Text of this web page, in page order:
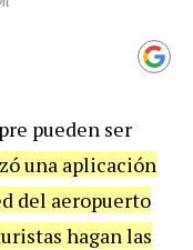
pueden ser
una aplicación
del aeropuerto
hagan las